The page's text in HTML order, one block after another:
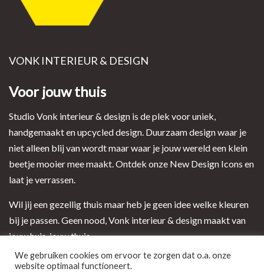
VONK INTERIEUR & DESIGN
Voor jouw thuis
Studio Vonk interieur & design is de plek voor uniek,
handgemaakt en upcycled design. Duurzaam design waar je
niet alleen blij van wordt maar waar je jouw wereld een klein
beetje mooier mee maakt. Ontdek onze New Design Icons en
laat je verrassen.
Wil jij een gezellig thuis maar heb je geen idee welke kleuren
bij je passen. Geen nood, Vonk interieur & design maakt van
jouw huis, jouw thuis.
We gebruiken cookies om ervoor te zorgen dat o.a. onze
website optimaal functioneert.